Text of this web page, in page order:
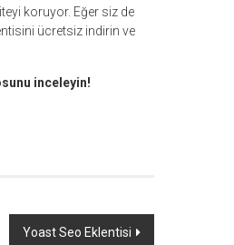
koruyor. Eğer siz de
ücretsiz indirin ve
inceleyin!
Yoast Seo Eklentisi